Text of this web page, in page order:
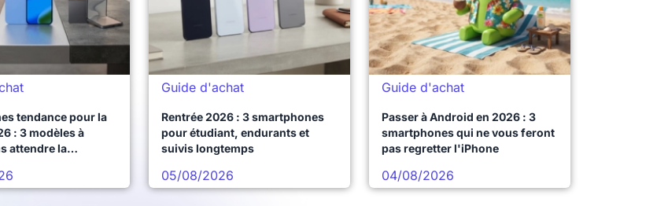
tendance pour la
: 3 modèles à
attendre la
Guide d'achat
Rentrée 2026 : 3 smartphones
pour étudiant, endurants et
suivis longtemps
05/08/2026
Guide d'achat
Passer à Android en 2026 : 3
smartphones qui ne vous feront
pas regretter l'iPhone
04/08/2026